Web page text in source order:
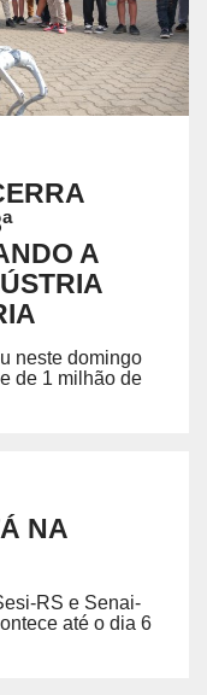
A
neste domingo
de 1 milhão de
NA
RS e Senai-
até o dia 6